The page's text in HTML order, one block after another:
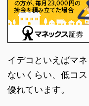
イデコといえばマ
ないくらい、低コ
優れています。